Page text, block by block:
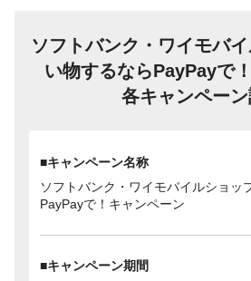
ソフトバンク・ワイモバ
い物するならPayPayで
各キャンペーン
■キャンペーン名称
ソフトバンク・ワイモバイルショッ
PayPayで！キャンペーン
■キャンペーン期間